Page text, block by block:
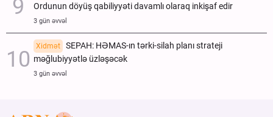
Ordunun döyüş qabiliyyəti davamlı olaraq inkişaf edir
3 gün əvvəl
Xidmət
SEPAH: HƏMAS-ın tərki-silah planı strateji
məğlubiyyətlə üzləşəcək
3 gün əvvəl